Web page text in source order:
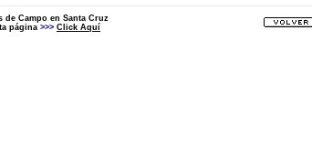
de Campo en Santa Cruz
página >>> Click Aquí